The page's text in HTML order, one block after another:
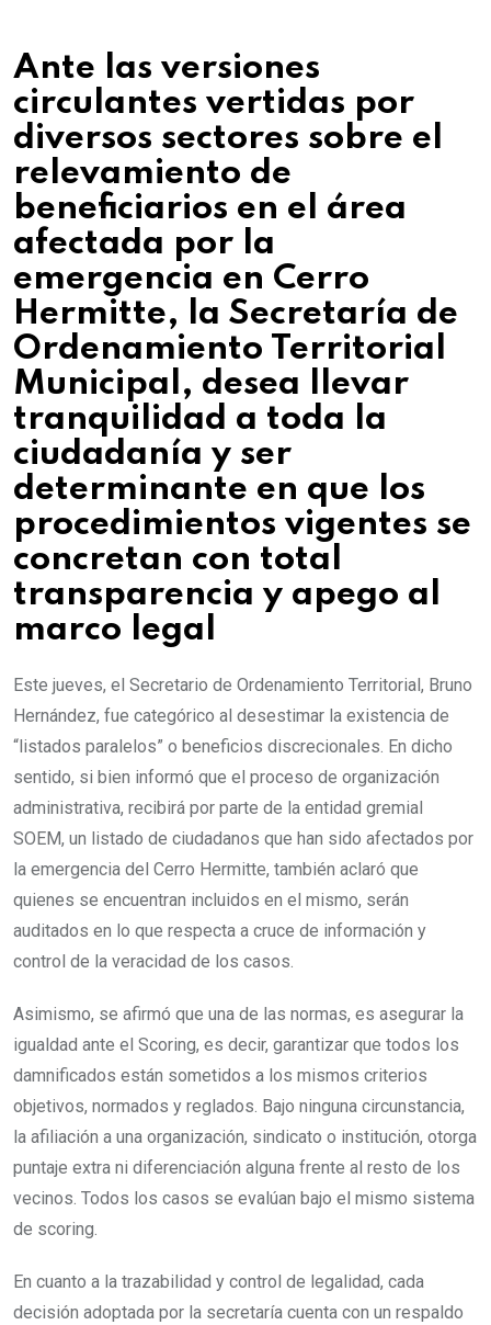
Ante las versiones
circulantes vertidas por
diversos sectores sobre el
relevamiento de
beneficiarios en el área
afectada por la
emergencia en Cerro
Hermitte, la Secretaría de
Ordenamiento Territorial
Municipal, desea llevar
tranquilidad a toda la
ciudadanía y ser
determinante en que los
procedimientos vigentes se
concretan con total
transparencia y apego al
marco legal
Este jueves, el Secretario de Ordenamiento Territorial, Bruno
Hernández, fue categórico al desestimar la existencia de
“listados paralelos” o beneficios discrecionales. En dicho
sentido, si bien informó que el proceso de organización
administrativa, recibirá por parte de la entidad gremial
SOEM, un listado de ciudadanos que han sido afectados por
la emergencia del Cerro Hermitte, también aclaró que
quienes se encuentran incluidos en el mismo, serán
auditados en lo que respecta a cruce de información y
control de la veracidad de los casos.
Asimismo, se afirmó que una de las normas, es asegurar la
igualdad ante el Scoring, es decir, garantizar que todos los
damnificados están sometidos a los mismos criterios
objetivos, normados y reglados. Bajo ninguna circunstancia,
la afiliación a una organización, sindicato o institución, otorga
puntaje extra ni diferenciación alguna frente al resto de los
vecinos. Todos los casos se evalúan bajo el mismo sistema
de scoring.
En cuanto a la trazabilidad y control de legalidad, cada
decisión adoptada por la secretaría cuenta con un respaldo